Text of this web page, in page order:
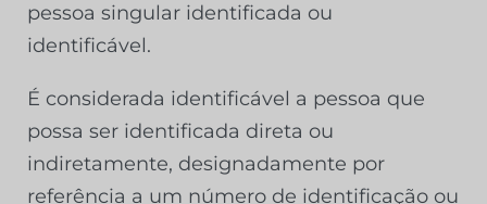
pessoa singular identificada ou
identificável.
É considerada identificável a pessoa que
possa ser identificada direta ou
indiretamente, designadamente por
referência a um número de identificação ou